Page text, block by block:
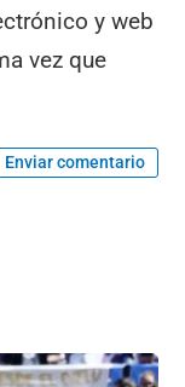
y web
vez que
Enviar comentario